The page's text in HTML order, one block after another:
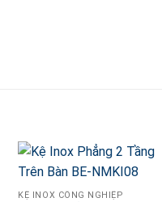
KỆ INOX CÔNG NGHIỆP